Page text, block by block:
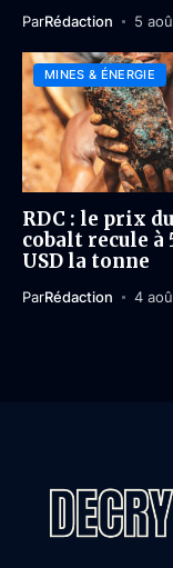
ParRédaction 5
MINES & ÉNERGIE
RDC : le prix du
cobalt recule à
USD la tonne
ParRédaction 4